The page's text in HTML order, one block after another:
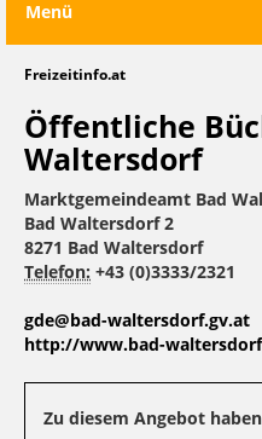
Menü
Freizeitinfo.at
Öffentliche
Waltersdorf
Marktgemeindeamt Bad
Bad Waltersdorf 2
8271 Bad Waltersdorf
Telefon: +43 (0)3333/2321
gde@bad-waltersdorf.gv.at
http://www.bad-
Zu diesem Angebot